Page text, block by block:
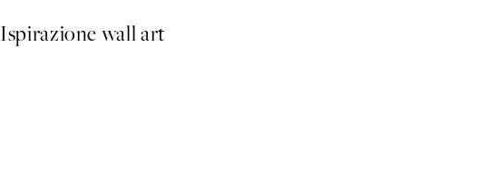
Ispirazione wall art